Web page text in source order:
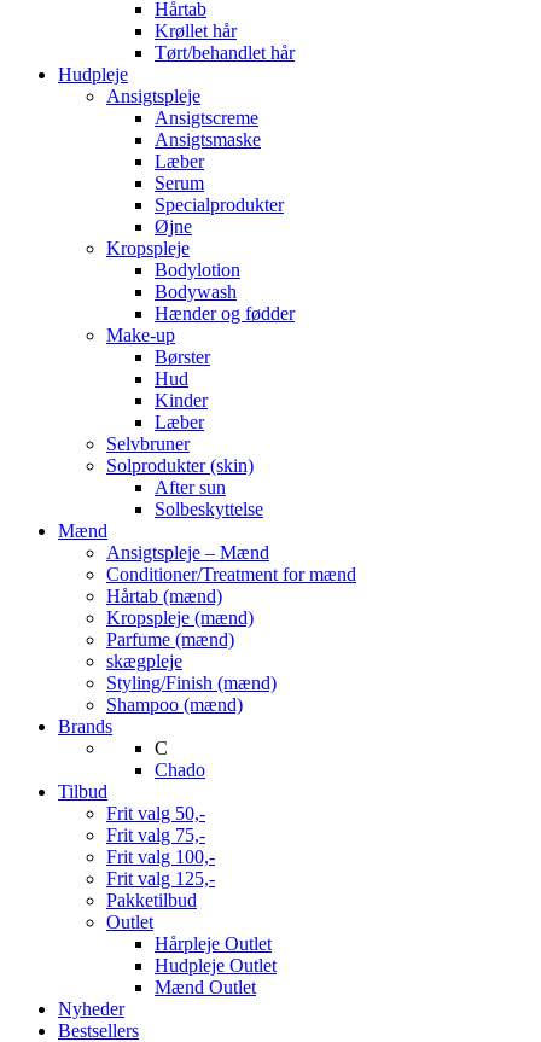
Hårtab
Krøllet hår
Tørt/behandlet hår
Hudpleje
Ansigtspleje
Ansigtscreme
Ansigtsmaske
Læber
Serum
Specialprodukter
Øjne
Kropspleje
Bodylotion
Bodywash
Hænder og fødder
Make-up
Børster
Hud
Kinder
Læber
Selvbruner
Solprodukter (skin)
After sun
Solbeskyttelse
Mænd
Ansigtspleje – Mænd
Conditioner/Treatment for mænd
Hårtab (mænd)
Kropspleje (mænd)
Parfume (mænd)
skægpleje
Styling/Finish (mænd)
Shampoo (mænd)
Brands
C
Chado
Tilbud
Frit valg 50,-
Frit valg 75,-
Frit valg 100,-
Frit valg 125,-
Pakketilbud
Outlet
Hårpleje Outlet
Hudpleje Outlet
Mænd Outlet
Nyheder
Bestsellers